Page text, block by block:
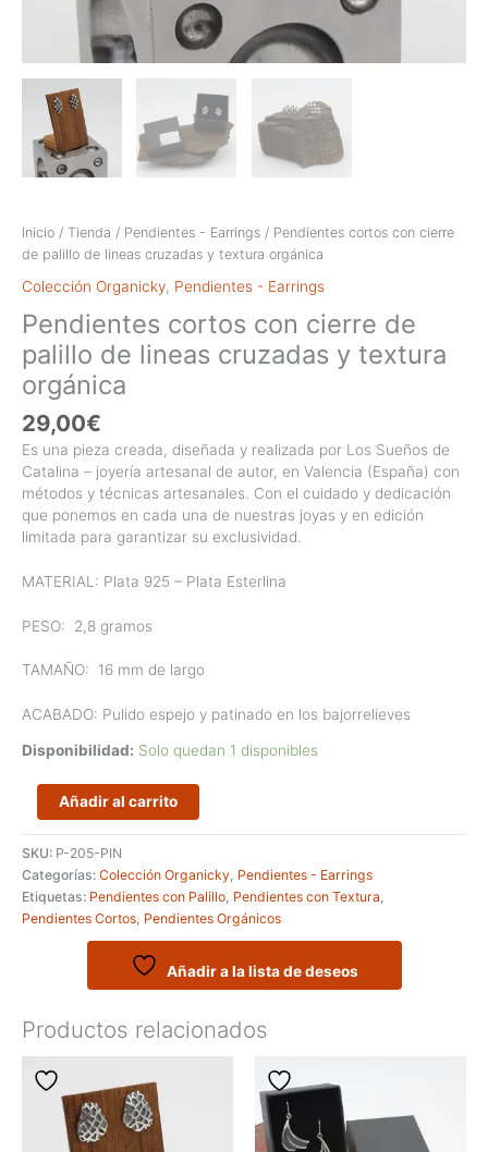
Inicio / Tienda / Pendientes - Earrings / Pendientes cortos con cierre
de palillo de lineas cruzadas y textura orgánica
Colección Organicky Pendientes - Earrings
Pendientes cortos con cierre de
palillo de lineas cruzadas y textura
orgánica
29,00€
Es una pieza creada, diseñada y realizada por Los Sueños de
Catalina – joyería artesanal de autor, en Valencia (España) con
métodos y técnicas artesanales. Con el cuidado y dedicación
que ponemos en cada una de nuestras joyas y en edición
limitada para garantizar su exclusividad.
MATERIAL: Plata 925 – Plata Esterlina
PESO: 2,8 gramos
TAMAÑO: 16 mm de largo
ACABADO: Pulido espejo y patinado en los bajorrelieves
Disponibilidad: Solo quedan 1 disponibles
Pendientes
cortos
con
cierre
de
palillo
de
orgánica
cantidad
Añadir al carrito
SKU: P-205-PIN
Categorías: Colección Organicky Pendientes - Earrings
Etiquetas: Pendientes con Palillo Pendientes con Textura
Pendientes Cortos Pendientes Orgánicos
Añadir a la lista de deseos
Productos relacionados